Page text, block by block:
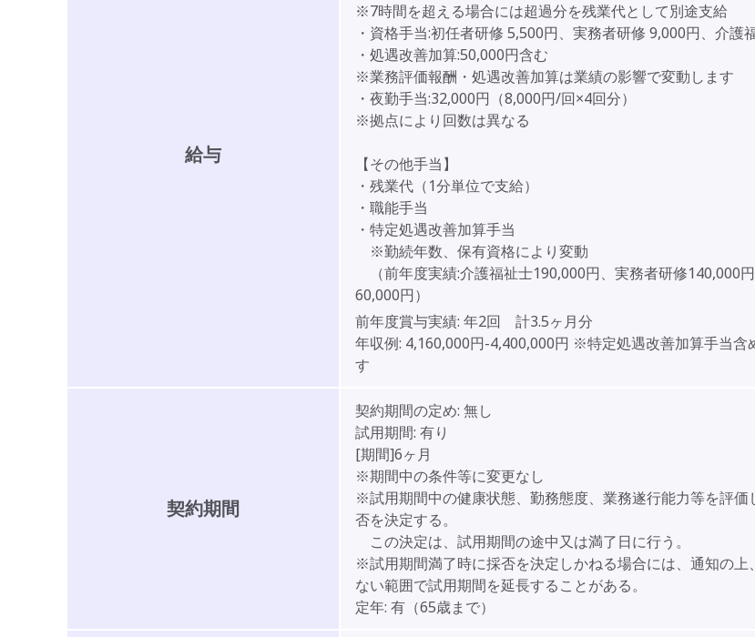
給与
※7時間を超える場合には超過分を残業代として別途支給
・資格手当:初任者研修 5,500円、実務者研修 9,000円、介護
・処遇改善加算:50,000円含む
※業務評価報酬・処遇改善加算は業績の影響で変動します
・夜勤手当:32,000円（8,000円/回×4回分）
※拠点により回数は異なる
【その他手当】
・残業代（1分単位で支給）
・職能手当
・特定処遇改善加算手当
※勤続年数、保有資格により変動
（前年度実績:介護福祉士190,000円、実務者研修140,000
60,000円）
前年度賞与実績: 年2回 計3.5ヶ月分
年収例: 4,160,000円-4,400,000円 ※特定処遇改善加算手当含
す
契約期間
契約期間の定め: 無し
試用期間: 有り
[期間]6ヶ月
※期間中の条件等に変更なし
※試用期間中の健康状態、勤務態度、業務遂行能力等を評価
否を決定する。
この決定は、試用期間の途中又は満了日に行う。
※試用期間満了時に採否を決定しかねる場合には、通知の上
ない範囲で試用期間を延長することがある。
定年: 有（65歳まで）